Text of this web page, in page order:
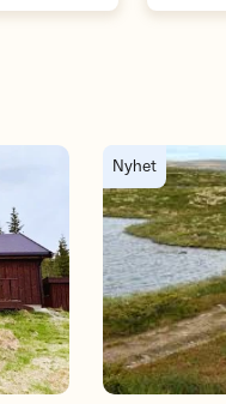
hytte i Fåberg
Turreferat fra
Nyhet